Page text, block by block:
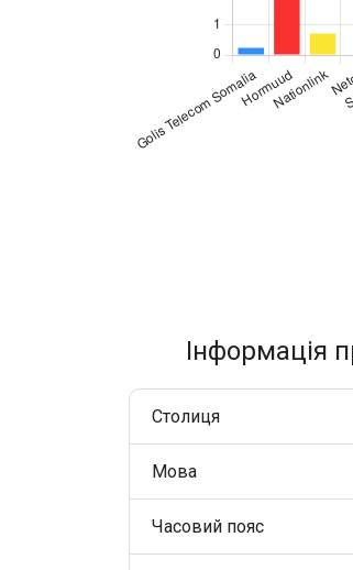
Покращуйте взаємодію з
RCS Messaging
Відкрийте можливості бізнес-
покоління з мультимедіа та
Інформація
Столиця
Мова
Часовий пояс